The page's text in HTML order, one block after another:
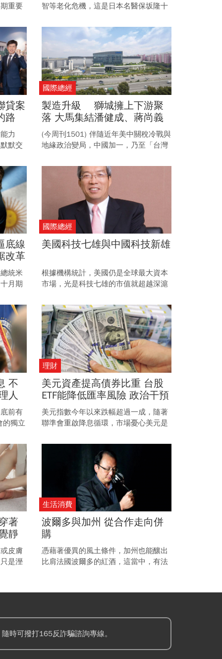
重要
。
智等老化危機，這是日本名醫保坂隆十
台接受《今周刊》專訪，強調延後退
休、增進社會參與，是幸福優雅老化的
貸案
路
富
力
默交
辦到
國際總經
製造升級 獅城擁上下游聚
落 大馬集結潘健成、蔣尚義
造IC設計家園 透視南洋半導
體鏈崛起大戲
(今周刊1501) 伴隨近年美中關稅冷戰與
地緣政治變局，中國加一，乃至「台灣
式； 而近年積極追求製造業升級的東
協，也順勢成為承接這波供應鏈重構的
底線
改革
局
統米
月期
成效
軟立
國際總經
美國科技七雄與中國科技新雄
根據機構統計，美國仍是全球最大資本
市場，光是科技七雄的市值就超越深滬
追求與美抗衡，在AI、雲端等領域也積
極培育，意圖複製出本土科技新星。
不
人
前有
的獨立
理財
美元資產提高債券比重 台股
ETF能降低匯率風險 政治干預
降息循環 弱美元時代布局攻
略
美元指數今年以來跌幅超過一成，隨著
聯準會重啟降息循環，市場憂心美元是
會決策交錯影響下，美元的未來走向更
著
靜
膚
皮膚
是溼
生活消費
波爾多與加州 從合作走向併
購
憑藉著優異的風土條件，加州也能釀出
比肩法國波爾多的紅酒，這當中，有法
時可撥打165反詐騙諮詢專線。